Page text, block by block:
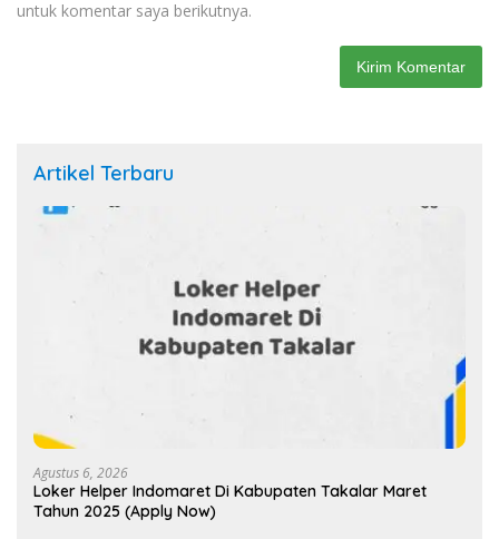
untuk komentar saya berikutnya.
Artikel Terbaru
Agustus 6, 2026
Loker Helper Indomaret Di Kabupaten Takalar Maret
Tahun 2025 (Apply Now)